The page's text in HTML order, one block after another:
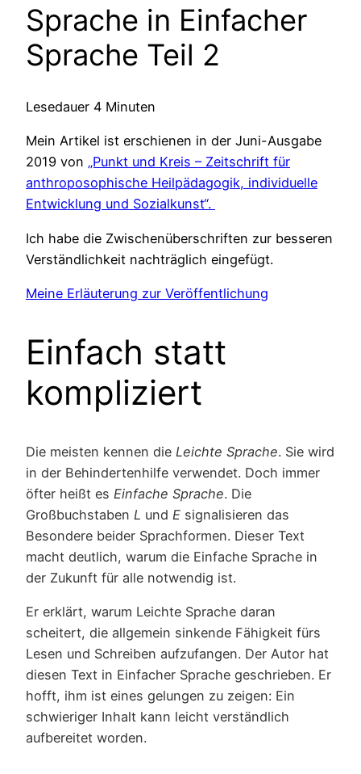
Sprache in Einfacher
Sprache Teil 2
Lesedauer 4 Minuten
Mein Artikel ist erschienen in der Juni-Ausgabe
2019 von „Punkt und Kreis – Zeitschrift für
anthroposophische Heilpädagogik, individuelle
Entwicklung und Sozialkunst“.
Ich habe die Zwischenüberschriften zur besseren
Verständlichkeit nachträglich eingefügt.
Meine Erläuterung zur Veröffentlichung
Einfach statt
kompliziert
Die meisten kennen die Leichte Sprache. Sie wird
in der Behindertenhilfe verwendet. Doch immer
öfter heißt es Einfache Sprache. Die
Großbuchstaben L und E signalisieren das
Besondere beider Sprachformen. Dieser Text
macht deutlich, warum die Einfache Sprache in
der Zukunft für alle notwendig ist.
Er erklärt, warum Leichte Sprache daran
scheitert, die allgemein sinkende Fähigkeit fürs
Lesen und Schreiben aufzufangen. Der Autor hat
diesen Text in Einfacher Sprache geschrieben. Er
hofft, ihm ist eines gelungen zu zeigen: Ein
schwieriger Inhalt kann leicht verständlich
aufbereitet worden.